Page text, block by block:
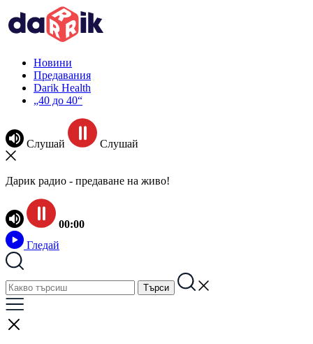
Новини
Предавания
Darik Health
„40 до 40“
Слушай Слушай
Дарик радио - предаване на живо!
00:00
Гледай